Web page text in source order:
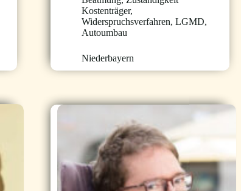
Kostenträger,
Widerspruchsverfahren, LGMD,
Autoumbau
Niederbayern